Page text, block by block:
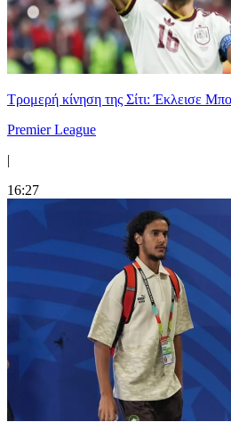
Τρομερή κίνηση της Σίτι: Έκλεισε
Premier League
|
16:27